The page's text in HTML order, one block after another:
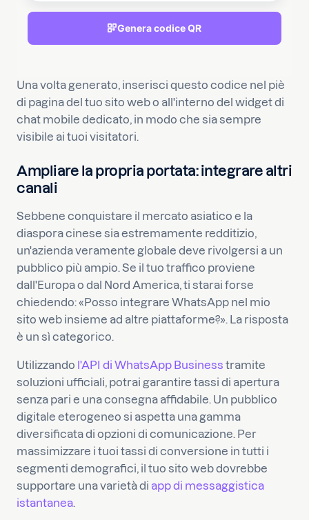
Genera codice QR
Una volta generato, inserisci questo codice nel piè
di pagina del tuo sito web o all'interno del widget di
chat mobile dedicato, in modo che sia sempre
visibile ai tuoi visitatori.
Ampliare la propria portata: integrare altri
canali
Sebbene conquistare il mercato asiatico e la
diaspora cinese sia estremamente redditizio,
un'azienda veramente globale deve rivolgersi a un
pubblico più ampio. Se il tuo traffico proviene
dall'Europa o dal Nord America, ti starai forse
chiedendo: «Posso integrare WhatsApp nel mio
sito web insieme ad altre piattaforme?». La risposta
è un sì categorico.
Utilizzando l'API di WhatsApp Business tramite
soluzioni ufficiali, potrai garantire tassi di apertura
senza pari e una consegna affidabile. Un pubblico
digitale eterogeneo si aspetta una gamma
diversificata di opzioni di comunicazione. Per
massimizzare i tuoi tassi di conversione in tutti i
segmenti demografici, il tuo sito web dovrebbe
supportare una varietà di app di messaggistica
istantanea